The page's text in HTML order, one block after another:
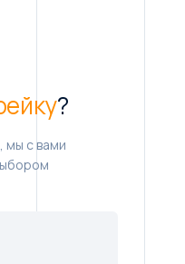
?
мы с вами